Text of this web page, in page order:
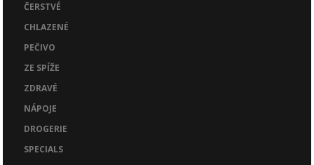
ČERSTVÉ
CHLAZENÉ
PEČIVO
ZE SPÍŽE
ZDRAVÉ
NÁPOJE
DROGERIE
SPECIALS